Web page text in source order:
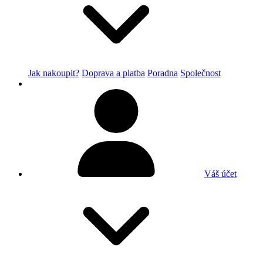
Jak nakoupit? Doprava a platba Poradna Společnost
Váš účet